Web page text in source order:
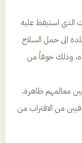
الذي استيقظ عليه
الى حمل السلاح
وذلك خوفاً من
للانتحاريين معالمهم ظاهرة،
من الاقتراب من